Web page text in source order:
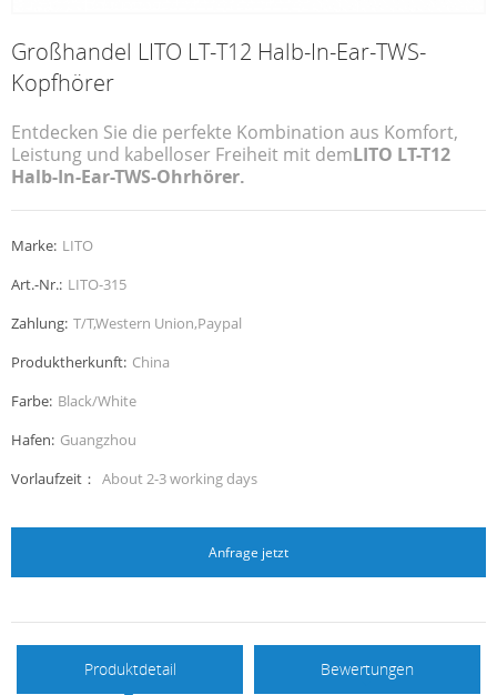
Großhandel LITO LT-T12 Halb-In-Ear-TWS-
Kopfhörer
Entdecken Sie die perfekte Kombination aus Komfort,
Leistung und kabelloser Freiheit mit demLITO LT-T12
Halb-In-Ear-TWS-Ohrhörer.
Marke: LITO
Art.-Nr.: LITO-315
Zahlung: T/T,Western Union,Paypal
Produktherkunft: China
Farbe: Black/White
Hafen: Guangzhou
Vorlaufzeit： About 2-3 working days
Anfrage jetzt
Produktdetail Bewertungen